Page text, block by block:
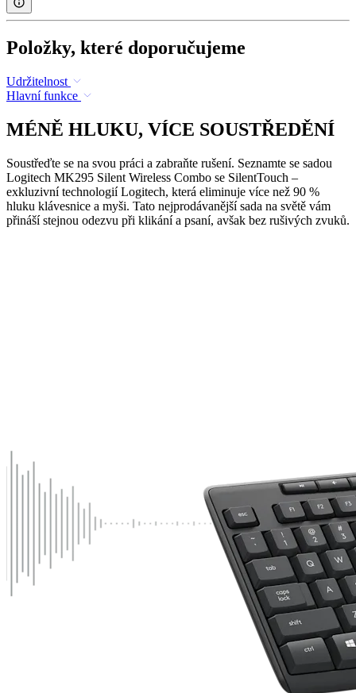
Položky, které doporučujeme
Udržitelnost
Hlavní funkce
MÉNĚ HLUKU, VÍCE SOUSTŘEDĚNÍ
Soustřeďte se na svou práci a zabraňte rušení. Seznamte se sadou
Logitech MK295 Silent Wireless Combo se SilentTouch –
exkluzivní technologií Logitech, která eliminuje více než 90 %
hluku klávesnice a myši. Tato nejprodávanější sada na světě vám
přináší stejnou odezvu při klikání a psaní, avšak bez rušivých zvuků.